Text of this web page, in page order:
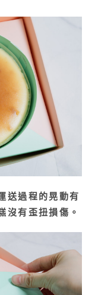
送過程的晃動有
沒有歪扭損傷。